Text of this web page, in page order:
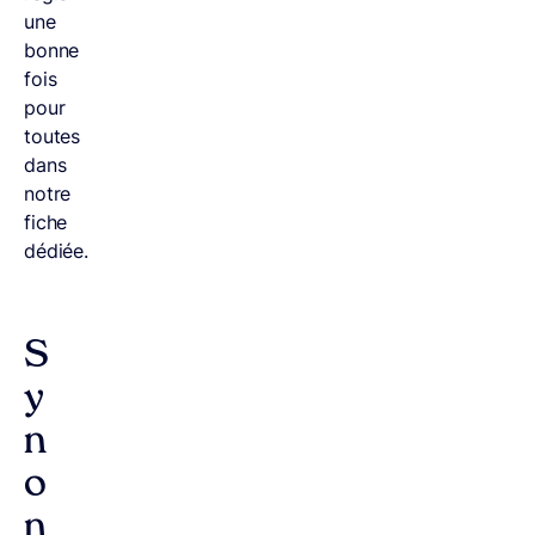
une
bonne
fois
pour
toutes
dans
notre
fiche
dédiée.
S
y
n
o